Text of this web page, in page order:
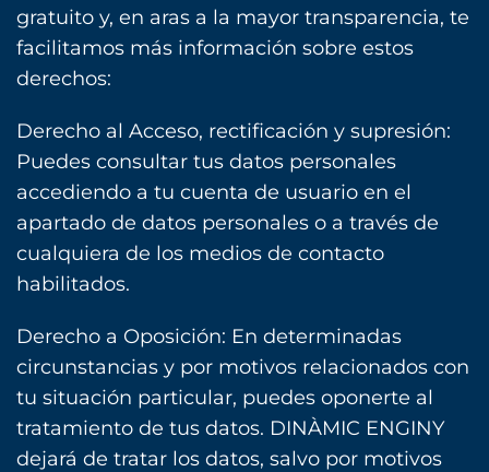
gratuito y, en aras a la mayor transparencia, te
facilitamos más información sobre estos
derechos:
Derecho al Acceso, rectificación y supresión:
Puedes consultar tus datos personales
accediendo a tu cuenta de usuario en el
apartado de datos personales o a través de
cualquiera de los medios de contacto
habilitados.
Derecho a Oposición: En determinadas
circunstancias y por motivos relacionados con
tu situación particular, puedes oponerte al
tratamiento de tus datos. DINÀMIC ENGINY
dejará de tratar los datos, salvo por motivos